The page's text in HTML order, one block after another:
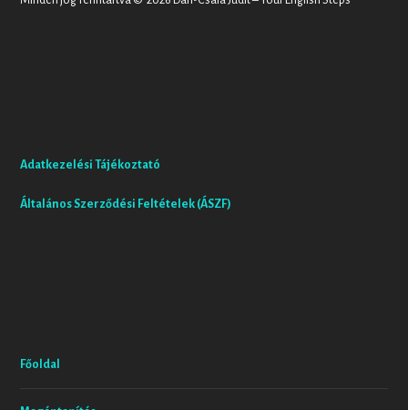
Adatkezelési Tájékoztató
Általános Szerződési Feltételek (ÁSZF)
Főoldal